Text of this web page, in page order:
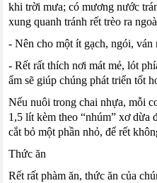
khi trời mưa; có mương nước
xung quanh tránh rết trèo ra
- Nên cho một ít gạch, ngói, ván
- Rết rất thích nơi mát mẻ, lót
ẩm sẽ giúp chúng phát triển tốt
Nếu nuôi trong chai nhựa, mỗi
1,5 lít kèm theo “nhúm” xơ dừa
cắt bỏ một phần nhỏ, để rết
Thức ăn
Rết rất phàm ăn, thức ăn của